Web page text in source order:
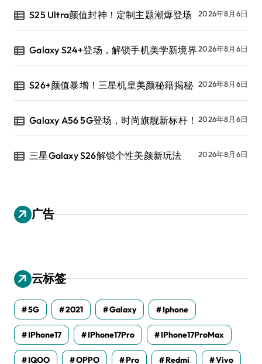
S25 Ultra颜值封神！定制主题潮爆登场 2026年8月6日
Galaxy S24+登场，解锁手机美学新境界2026年8月6日
S26+颜值暴增！三星机皇美颜秘籍揭秘 2026年8月6日
Galaxy A56 5G登场，时尚旗舰新标杆！ 2026年8月6日
三星Galaxy S26解锁个性美颜新玩法 2026年8月6日
广告
云标签
5G 2021 Galaxy Iphone
IPhone17 IPhone17Pro IPhone17ProMax
IQOO OPPO Pro Redmi Vivo